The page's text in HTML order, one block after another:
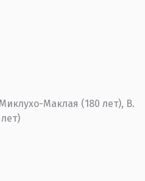
Маклая (180 лет), В.